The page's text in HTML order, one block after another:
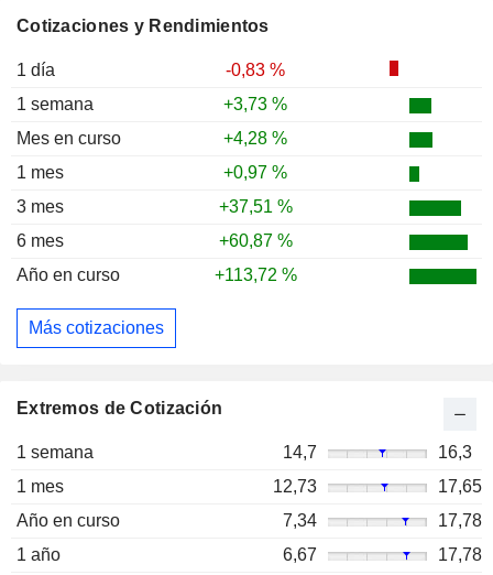
Cotizaciones y Rendimientos
1 día
-0,83 %
1 semana
+3,73 %
Mes en curso
+4,28 %
1 mes
+0,97 %
3 mes
+37,51 %
6 mes
+60,87 %
Año en curso
+113,72 %
Más cotizaciones
Extremos de Cotización
1 semana 14,7
16,3
1 mes
12,73
17,65
Año en curso
7,34
17,78
1 año
6,67
17,78